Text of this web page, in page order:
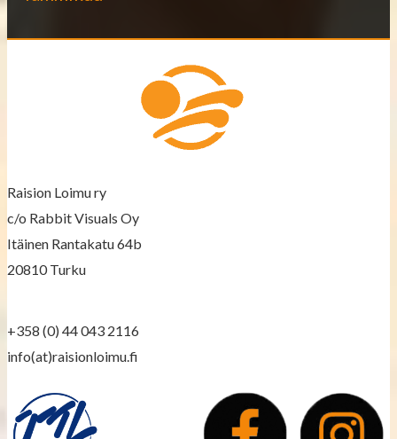
Raision Loimu ry
c/o Rabbit Visuals Oy
Itäinen Rantakatu 64b
20810 Turku
+358 (0) 44 043 2116
info(at)raisionloimu.fi